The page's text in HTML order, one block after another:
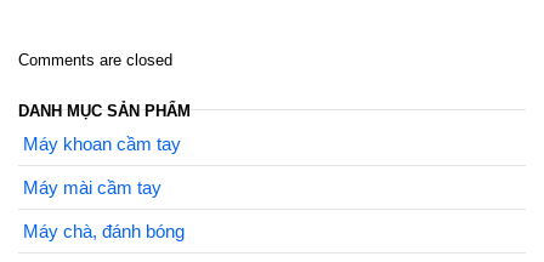
Comments are closed
DANH MỤC SẢN PHẨM
Máy khoan cầm tay
Máy mài cầm tay
Máy chà, đánh bóng